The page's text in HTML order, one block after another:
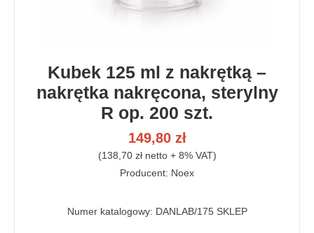
Kubek 125 ml z nakrętką –
nakrętka nakręcona, sterylny
R op. 200 szt.
149,80 zł
(138,70 zł netto + 8% VAT)
Producent: Noex
Numer katalogowy: DANLAB/175 SKLEP